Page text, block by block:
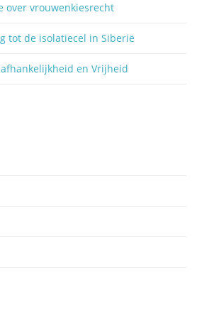
over vrouwenkiesrecht
tot de isolatiecel in Siberië
en Vrijheid